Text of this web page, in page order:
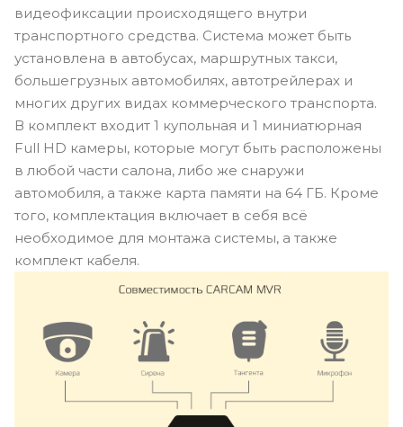
видеофиксации происходящего внутри
транспортного средства. Система может быть
установлена в автобусах, маршрутных такси,
большегрузных автомобилях, автотрейлерах и
многих других видах коммерческого транспорта.
В комплект входит 1 купольная и 1 миниатюрная
Full HD камеры, которые могут быть расположены
в любой части салона, либо же снаружи
автомобиля, а также карта памяти на 64 ГБ. Кроме
того, комплектация включает в себя всё
необходимое для монтажа системы, а также
комплект кабеля.